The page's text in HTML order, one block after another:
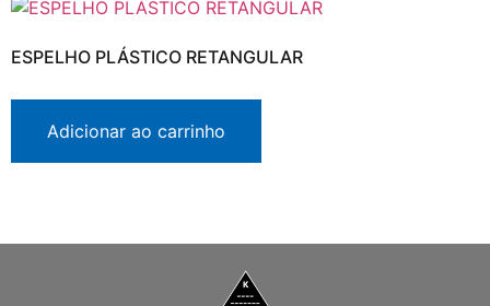
ESPELHO PLÁSTICO RETANGULAR
Adicionar ao carrinho